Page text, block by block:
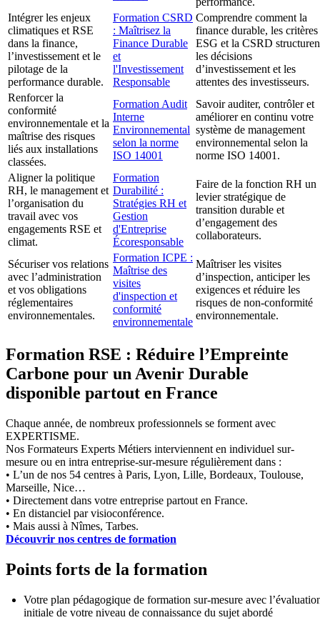
Intégrer les enjeux
climatiques et RSE
dans la finance,
l’investissement et le
pilotage de la
performance durable.
Formation CSRD
: Maîtrisez la
Finance Durable
et
l'Investissement
Responsable
Comprendre comment la
finance durable, les critères
ESG et la CSRD
les décisions
d’investissement et les
attentes des investisseurs.
Renforcer la
conformité
environnementale et la
maîtrise des risques
liés aux installations
classées.
Formation Audit
Interne
Environnemental
selon la norme
ISO 14001
Savoir auditer, contrôler et
améliorer en continu votre
système de management
environnemental selon la
norme ISO 14001.
Aligner la politique
RH, le management et
l’organisation du
travail avec vos
engagements RSE et
climat.
Formation
Durabilité :
Stratégies RH et
Gestion
d'Entreprise
Écoresponsable
Faire de la fonction RH un
levier stratégique de
transition durable et
d’engagement des
collaborateurs.
Sécuriser vos relations
avec l’administration
et vos obligations
réglementaires
environnementales.
Formation ICPE :
Maîtrise des
visites
d'inspection et
conformité
environnementale
Maîtriser les visites
d’inspection, anticiper les
exigences et réduire les
risques de non-conformité
environnementale.
Formation RSE : Réduire l’Empreinte
Carbone pour un Avenir Durable
disponible partout en France
Chaque année, de nombreux professionnels se forment avec
EXPERTISME.
Nos Formateurs Experts Métiers interviennent en individuel sur-
mesure ou en intra entreprise-sur-mesure régulièrement dans :
• L’un de nos 54 centres à Paris, Lyon, Lille, Bordeaux, Toulouse,
Marseille, Nice…
• Directement dans votre entreprise partout en France.
• En distanciel par visioconférence.
• Mais aussi à Nîmes, Tarbes.
Découvrir nos centres de formation
Points forts de la formation
Votre plan pédagogique de formation sur-mesure avec
initiale de votre niveau de connaissance du sujet abordé